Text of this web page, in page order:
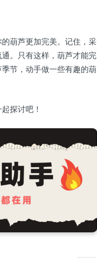
葫芦更加完美。记住，采
。只有这样，葫芦才能完
节，动手做一些有趣的葫
探讨吧！